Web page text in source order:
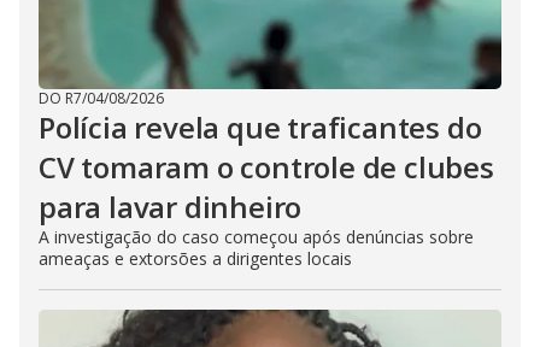
DO R7/04/08/2026
Polícia revela que traficantes do
CV tomaram o controle de clubes
para lavar dinheiro
A investigação do caso começou após denúncias sobre
ameaças e extorsões a dirigentes locais